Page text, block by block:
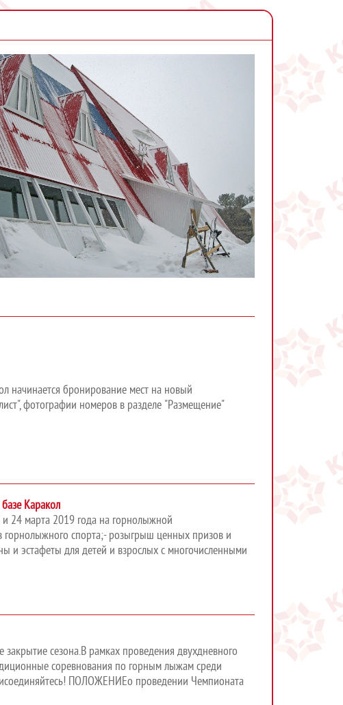
начинается бронирование мест на новый
фотографии номеров в разделе "Размещение"
Каракол
24 марта 2019 года на горнолыжной
горнолыжного спорта;- розыгрыш ценных призов и
и эстафеты для детей и взрослых с многочисленными
сезона.В рамках проведения двухдневного
соревнования по горным лыжам среди
ПОЛОЖЕНИЕо проведении Чемпионата